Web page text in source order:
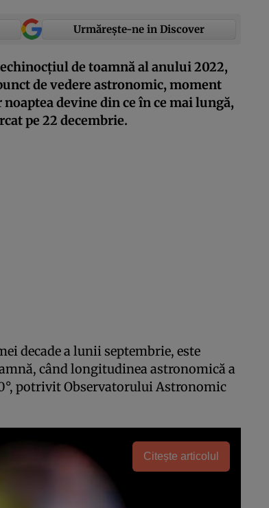
Urmărește-ne in Discover
de toamnă al anului 2022,
de vedere astronomic, moment
devine din ce în ce mai lungă,
pe 22 decembrie.
decade a lunii septembrie, este
când longitudinea astronomică a
potrivit Observatorului Astronomic
Citește articolul